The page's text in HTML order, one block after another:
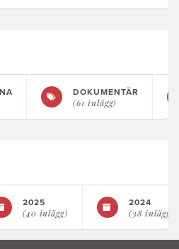
DOKUMENTÄR
(61 inlägg)
2025
(40 inlägg)
2024
(38 inlägg)